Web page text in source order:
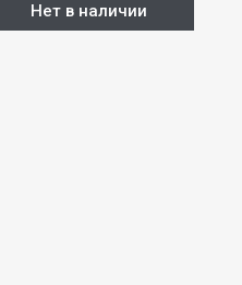
Нет в наличии